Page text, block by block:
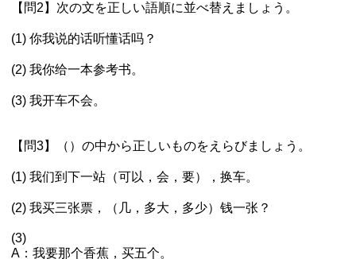
【問2】次の文を正しい語順に並べ替えましょう。
(1) 你我说的话听懂话吗？
(2) 我你给一本参考书。
(3) 我开车不会。
【問3】（）の中から正しいものをえらびましょう。
(1) 我们到下一站（可以，会，要），换车。
(2) 我买三张票，（几，多大，多少）钱一张？
(3)
A：我要那个香蕉，买五个。